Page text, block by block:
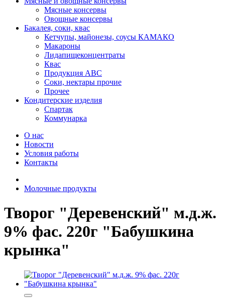
Мясные консервы
Овощные консервы
Бакалея, соки, квас
Кетчупы, майонезы, соусы КАМАКО
Макароны
Лидапищеконцентраты
Квас
Продукция АВС
Соки, нектары прочие
Прочее
Кондитерские изделия
Спартак
Коммунарка
О нас
Новости
Условия работы
Контакты
Молочные продукты
Творог "Деревенский" м.д.ж.
9% фас. 220г "Бабушкина
крынка"